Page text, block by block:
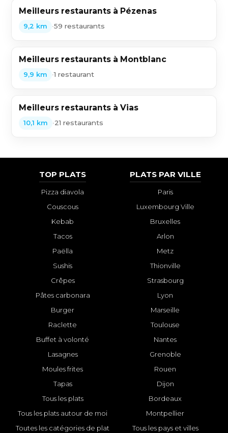
Meilleurs restaurants à Pézenas
9,2 km •59 restaurants
Meilleurs restaurants à Montblanc
9,9 km •1 restaurant
Meilleurs restaurants à Vias
10,1 km •21 restaurants
TOP PLATS
Pizza diavola
Couscous
Kebab
Tacos
Paëlla
Sushis
Crêpes
Pâtes carbonara
Burger
Raclette
Buffet à volonté
Lasagnes
Moules frites
Tapas
Tous les plats
Tous les plats autour de moi
Toutes les catégories de plat
PLATS PAR VILLE
Paris
Luxembourg Ville
Bruxelles
Arlon
Metz
Thionville
Strasbourg
Lyon
Marseille
Toulouse
Nantes
Grenoble
Rouen
Dijon
Bordeaux
Montpellier
Tous les pays et villes